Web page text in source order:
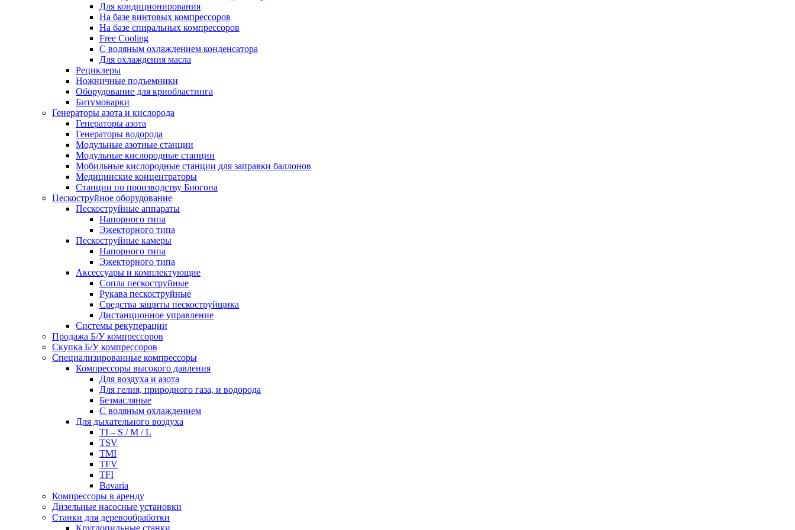
Для кондиционирования
На базе винтовых компрессоров
На базе спиральных компрессоров
Free Cooling
С водяным охлаждением конденсатора
Для охлаждения масла
Рециклеры
Ножничные подъемники
Оборудование для криобластинга
Битумоварки
Генераторы азота и кислорода
Генераторы азота
Генераторы водорода
Модульные азотные станции
Модульные кислородные станции
Мобильные кислородные станции для заправки баллонов
Медицинские концентраторы
Станции по производству Биогона
Пескоструйное оборудование
Пескоструйные аппараты
Напорного типа
Эжекторного типа
Пескоструйные камеры
Напорного типа
Эжекторного типа
Аксессуары и комплектующие
Сопла пескоструйные
Рукава пескоструйные
Средства защиты пескоструйщика
Дистанционное управление
Системы рекуперации
Продажа Б/У компрессоров
Скупка Б/У компрессоров
Специализированные компрессоры
Компрессоры высокого давления
Для воздуха и азота
Для гелия, природного газа, и водорода
Безмасляные
С водяным охлаждением
Для дыхательного воздуха
TI – S / M / L
TSV
TMI
TFV
TFI
Bavaria
Компрессоры в аренду
Дизельные насосные установки
Станки для деревообработки
Круглопильные станки